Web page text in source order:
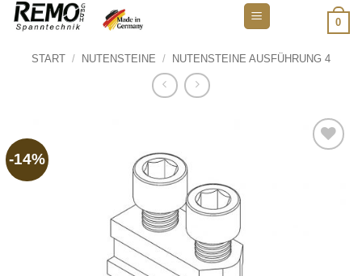
Zum
Inhalt
0
START / NUTENSTEINE / NUTENSTEINE AUSFÜHRUNG 4
-14%